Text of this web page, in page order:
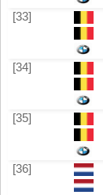
[33]
[34]
[35]
[36]